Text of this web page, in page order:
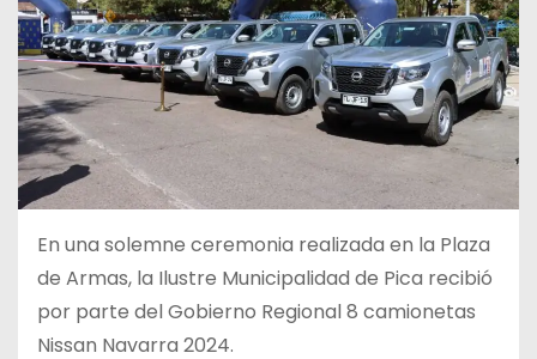
En una solemne ceremonia realizada en la Plaza
de Armas, la Ilustre Municipalidad de Pica recibió
por parte del Gobierno Regional 8 camionetas
Nissan Navarra 2024.